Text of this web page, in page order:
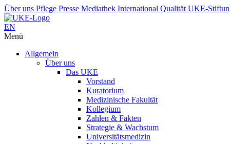
Über uns Pflege Presse Mediathek International Qualität UKE-
EN
Menü
Allgemein
Über uns
Das UKE
Vorstand
Kuratorium
Medizinische Fakultät
Kollegium
Zahlen & Fakten
Strategie & Wachstum
Universitätsmedizin